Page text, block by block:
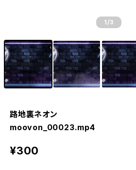
1 /3
路地裏ネオン
moovon_00023.mp4
¥300